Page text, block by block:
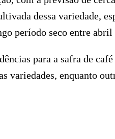
dessa variedade,
período seco entre
para a safra de
variedades, enquanto